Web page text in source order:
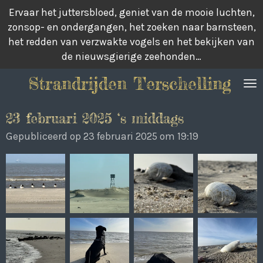
Ga
direct
naar
Strandrijden Terschelling
Ervaar het juttersbloed, geniet van de mooie luchten,
zonsop- en ondergangen, het zoeken naar barnsteen,
het redden van verzwakte vogels en het bekijken van
de nieuwsgierige zeehonden…
23 februari 2025 ‘s middags
Gepubliceerd op 23 februari 2025 om 19:19